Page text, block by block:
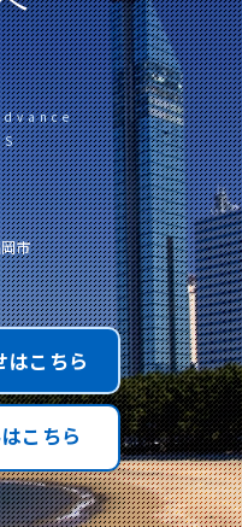
はこちら
こちら
市